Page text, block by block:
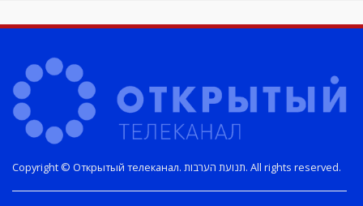
Copyright © Открытый телеканал. תנועת הערבות. All rights reserved.